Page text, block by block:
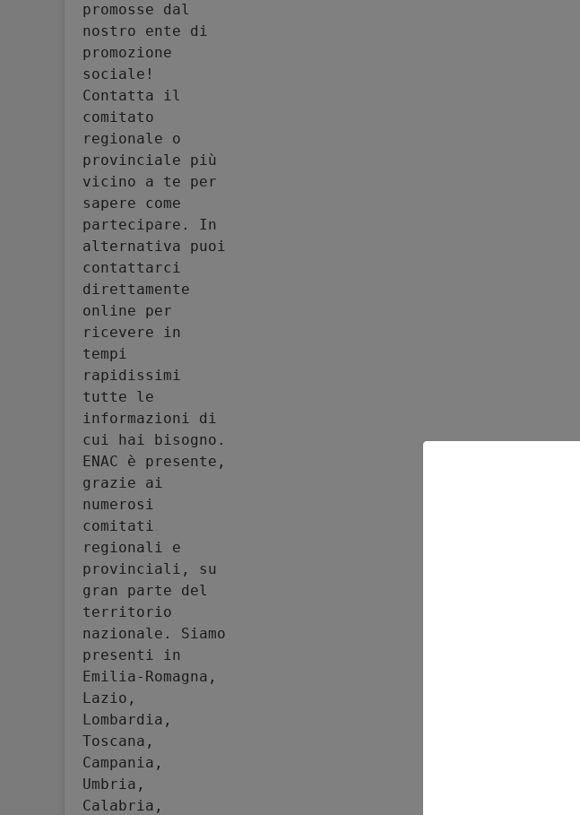
promosse dal
nostro ente di
promozione
sociale!
Contatta il
comitato
regionale o
provinciale più
vicino a te per
sapere come
partecipare. In
alternativa puoi
contattarci
direttamente
online per
ricevere in
tempi
rapidissimi
tutte le
informazioni di
cui hai bisogno.
ENAC è presente,
grazie ai
numerosi
comitati
regionali e
provinciali, su
gran parte del
territorio
nazionale. Siamo
presenti in
Emilia-Romagna,
Lazio,
Lombardia,
Toscana,
Campania,
Umbria,
Calabria,